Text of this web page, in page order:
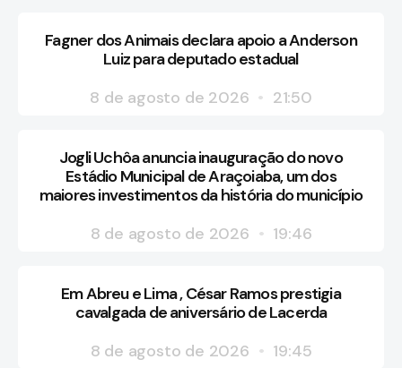
Fagner dos Animais declara apoio a Anderson
Luiz para deputado estadual
8 de agosto de 2026
21:50
Jogli Uchôa anuncia inauguração do novo
Estádio Municipal de Araçoiaba, um dos
maiores investimentos da história do município
8 de agosto de 2026
19:46
Em Abreu e Lima , César Ramos prestigia
cavalgada de aniversário de Lacerda
8 de agosto de 2026
19:45